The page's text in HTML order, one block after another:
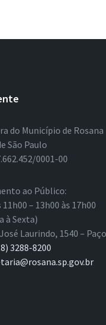
do Município de Rosana
São Paulo
0001-00
ao Público:
11h00 – 13h00 às 17h00
à Sexta)
Laurindo, 1540 – Paço
3288-8200